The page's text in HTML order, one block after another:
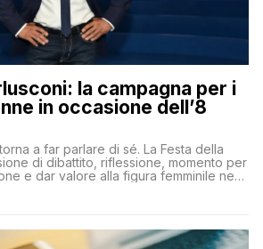
la campagna per i
in occasione dell’8
a far parlare di sé. La Festa della
di dibattito, riflessione, momento per
e dar valore alla figura femminile nella
A lanciare un messaggio “forte e